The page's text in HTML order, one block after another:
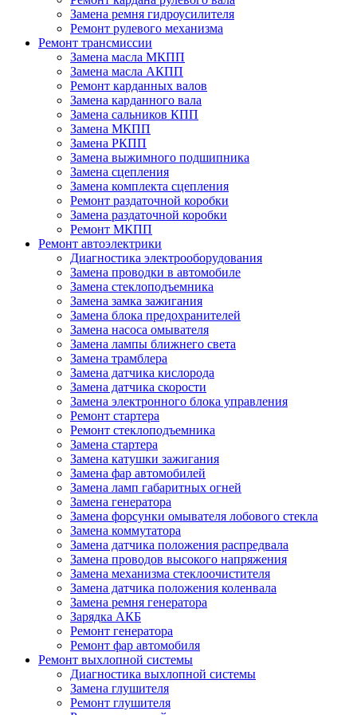
Замена ремня гидроусилителя
Ремонт рулевого механизма
Ремонт трансмиссии
Замена масла МКПП
Замена масла АКПП
Ремонт карданных валов
Замена карданного вала
Замена сальников КПП
Замена МКПП
Замена РКПП
Замена выжимного подшипника
Замена сцепления
Замена комплекта сцепления
Ремонт раздаточной коробки
Замена раздаточной коробки
Ремонт МКПП
Ремонт автоэлектрики
Диагностика электрооборудования
Замена проводки в автомобиле
Замена стеклоподъемника
Замена замка зажигания
Замена блока предохранителей
Замена насоса омывателя
Замена лампы ближнего света
Замена трамблера
Замена датчика кислорода
Замена датчика скорости
Замена электронного блока управления
Ремонт стартера
Ремонт стеклоподъемника
Замена стартера
Замена катушки зажигания
Замена фар автомобилей
Замена ламп габаритных огней
Замена генератора
Замена форсунки омывателя лобового стекла
Замена коммутатора
Замена датчика положения распредвала
Замена проводов высокого напряжения
Замена механизма стеклоочистителя
Замена датчика положения коленвала
Замена ремня генератора
Зарядка АКБ
Ремонт генератора
Ремонт фар автомобиля
Ремонт выхлопной системы
Диагностика выхлопной системы
Замена глушителя
Ремонт глушителя